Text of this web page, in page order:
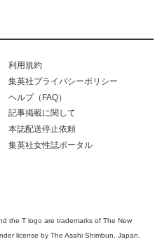
利用規約
集英社プライバシーポリシー
ヘルプ（FAQ）
記事掲載に関して
本誌配送停止依頼
集英社女性誌ポータル
the T logo are trademarks of The New
license by The Asahi Shimbun, Japan.